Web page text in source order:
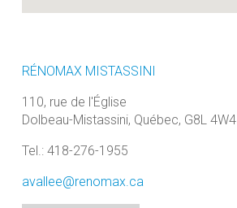
RÉNOMAX MISTASSINI
110, rue de l'Église
Dolbeau-Mistassini, Québec, G8L 4W4
Tel.: 418-276-1955
avallee@renomax.ca